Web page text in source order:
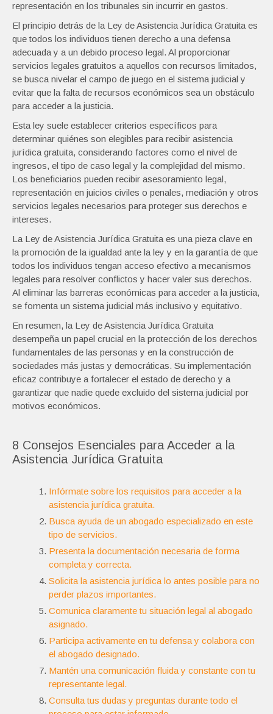
representación en los tribunales sin incurrir en gastos.
El principio detrás de la Ley de Asistencia Jurídica Gratuita es
que todos los individuos tienen derecho a una defensa
adecuada y a un debido proceso legal. Al proporcionar
servicios legales gratuitos a aquellos con recursos limitados,
se busca nivelar el campo de juego en el sistema judicial y
evitar que la falta de recursos económicos sea un obstáculo
para acceder a la justicia.
Esta ley suele establecer criterios específicos para
determinar quiénes son elegibles para recibir asistencia
jurídica gratuita, considerando factores como el nivel de
ingresos, el tipo de caso legal y la complejidad del mismo.
Los beneficiarios pueden recibir asesoramiento legal,
representación en juicios civiles o penales, mediación y otros
servicios legales necesarios para proteger sus derechos e
intereses.
La Ley de Asistencia Jurídica Gratuita es una pieza clave en
la promoción de la igualdad ante la ley y en la garantía de que
todos los individuos tengan acceso efectivo a mecanismos
legales para resolver conflictos y hacer valer sus derechos.
Al eliminar las barreras económicas para acceder a la justicia,
se fomenta un sistema judicial más inclusivo y equitativo.
En resumen, la Ley de Asistencia Jurídica Gratuita
desempeña un papel crucial en la protección de los derechos
fundamentales de las personas y en la construcción de
sociedades más justas y democráticas. Su implementación
eficaz contribuye a fortalecer el estado de derecho y a
garantizar que nadie quede excluido del sistema judicial por
motivos económicos.
8 Consejos Esenciales para Acceder a la
Asistencia Jurídica Gratuita
Infórmate sobre los requisitos para acceder a la
asistencia jurídica gratuita.
Busca ayuda de un abogado especializado en este
tipo de servicios.
Presenta la documentación necesaria de forma
completa y correcta.
Solicita la asistencia jurídica lo antes posible para no
perder plazos importantes.
Comunica claramente tu situación legal al abogado
asignado.
Participa activamente en tu defensa y colabora con
el abogado designado.
Mantén una comunicación fluida y constante con tu
representante legal.
Consulta tus dudas y preguntas durante todo el